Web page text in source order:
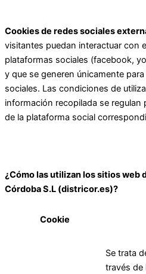
Cookies de redes sociales
visitantes puedan interactuar con
plataformas sociales (facebook,
y que se generen únicamente
sociales. Las condiciones de
información recopilada se regulan
de la plataforma social
¿Cómo las utilizan los sitios
Córdoba S.L (districor.es)?
Cookie
Se trata
través de